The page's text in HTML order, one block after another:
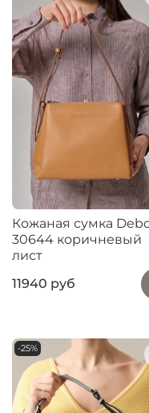
Кожаная сумка
30644 коричневый
лист
11940 руб
-25%